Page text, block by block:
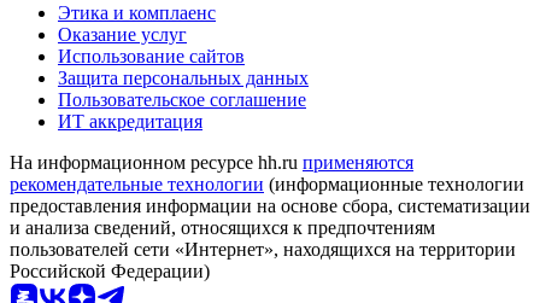
Этика и комплаенс
Оказание услуг
Использование сайтов
Защита персональных данных
Пользовательское соглашение
ИТ аккредитация
На информационном ресурсе hh.ru применяются
рекомендательные технологии (информационные технологии
предоставления информации на основе сбора, систематизации
и анализа сведений, относящихся к предпочтениям
пользователей сети «Интернет», находящихся на территории
Российской Федерации)